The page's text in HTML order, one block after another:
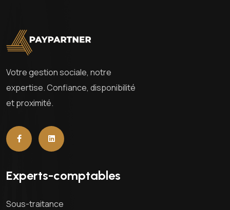
Votre gestion sociale, notre
expertise. Confiance, disponibilité
et proximité.
Experts-comptables
Sous-traitance